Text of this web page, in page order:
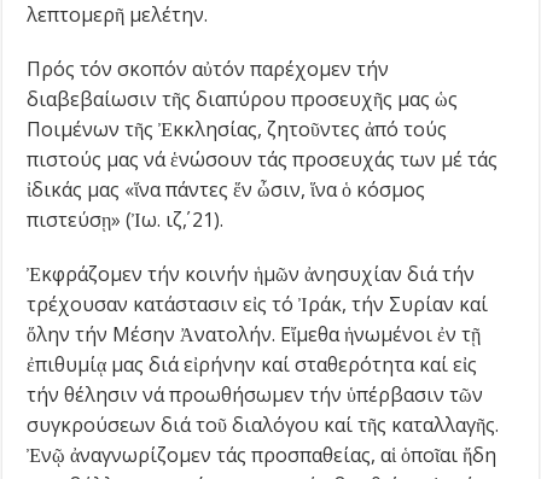
λεπτομερῆ μελέτην.
Πρός τόν σκοπόν αὐτόν παρέχομεν τήν
διαβεβαίωσιν τῆς διαπύρου προσευχῆς μας ὡς
Ποιμένων τῆς Ἐκκλησίας, ζητοῦντες ἀπό τούς
πιστούς μας νά ἑνώσουν τάς προσευχάς των μέ τάς
ἰδικάς μας «ἵνα πάντες ἕν ὦσιν, ἵνα ὁ κόσμος
πιστεύσῃ» (Ἰω. ιζ΄, 21).
Ἐκφράζομεν τήν κοινήν ἡμῶν ἀνησυχίαν διά τήν
τρέχουσαν κατάστασιν εἰς τό Ἰράκ, τήν Συρίαν καί
ὅλην τήν Μέσην Ἀνατολήν. Εἴμεθα ἡνωμένοι ἐν τῇ
ἐπιθυμίᾳ μας διά εἰρήνην καί σταθερότητα καί εἰς
τήν θέλησιν νά προωθήσωμεν τήν ὑπέρβασιν τῶν
συγκρούσεων διά τοῦ διαλόγου καί τῆς καταλλαγῆς.
Ἐνῷ ἀναγνωρίζομεν τάς προσπαθείας, αἱ ὁποῖαι ἤδη